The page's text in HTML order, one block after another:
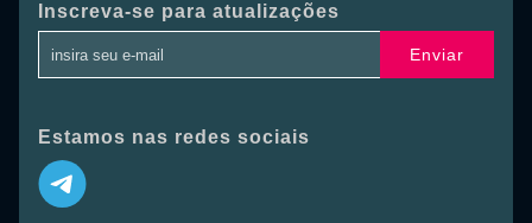
Inscreva-se para atualizações
Enviar
Estamos nas redes sociais